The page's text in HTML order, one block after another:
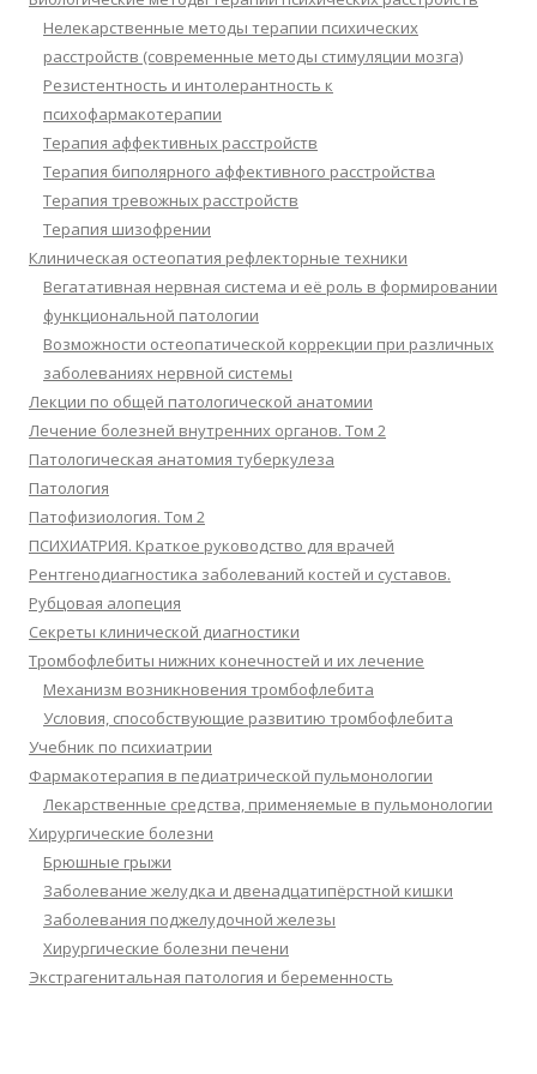
Нелекарственные методы терапии психических
расстройств (современные методы стимуляции мозга)
Резистентность и интолерантность к
психофармакотерапии
Терапия аффективных расстройств
Терапия биполярного аффективного расстройства
Терапия тревожных расстройств
Терапия шизофрении
Клиническая остеопатия рефлекторные техники
Вегатативная нервная система и её роль в формировании
функциональной патологии
Возможности остеопатической коррекции при различных
заболеваниях нервной системы
Лекции по общей патологической анатомии
Лечение болезней внутренних органов. Том 2
Патологическая анатомия туберкулеза
Патология
Патофизиология. Том 2
ПСИХИАТРИЯ. Краткое руководство для врачей
Рентгенодиагностика заболеваний костей и суставов.
Рубцовая алопеция
Секреты клинической диагностики
Тромбофлебиты нижних конечностей и их лечение
Механизм возникновения тромбофлебита
Условия, способствующие развитию тромбофлебита
Учебник по психиатрии
Фармакотерапия в педиатрической пульмонологии
Лекарственные средства, применяемые в пульмонологии
Хирургические болезни
Брюшные грыжи
Заболевание желудка и двенадцатипёрстной кишки
Заболевания поджелудочной железы
Хирургические болезни печени
Экстрагенитальная патология и беременность